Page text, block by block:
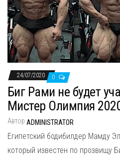
24/07/2020 0
Биг Рами не будет
Мистер Олимпия
Автор ADMINISTRATOR
Египетский бодибилдер Мамду
который известен по прозвищу